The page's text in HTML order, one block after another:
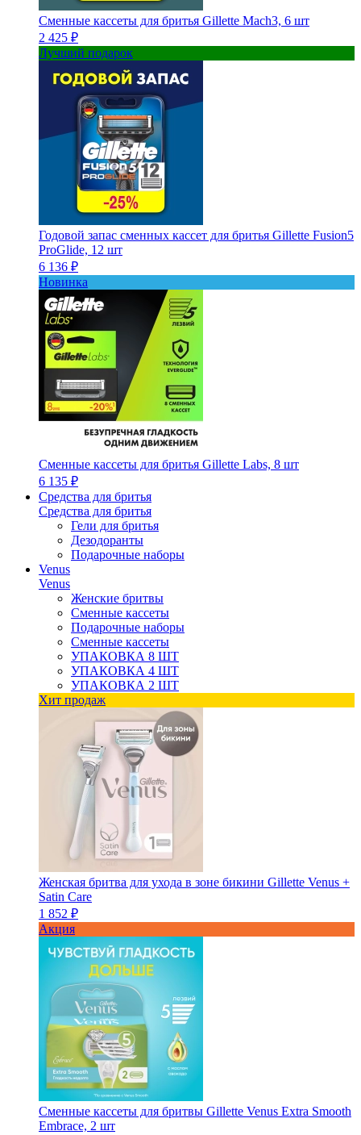
Сменные кассеты для бритья Gillette Mach3, 6 шт
2 425 ₽
Лучший подарок
Годовой запас сменных кассет для бритья Gillette Fusion5
ProGlide, 12 шт
6 136 ₽
Новинка
Сменные кассеты для бритья Gillette Labs, 8 шт
6 135 ₽
Средства для бритья
Средства для бритья
Гели для бритья
Дезодоранты
Подарочные наборы
Venus
Venus
Женские бритвы
Сменные кассеты
Подарочные наборы
Сменные кассеты
УПАКОВКА 8 ШТ
УПАКОВКА 4 ШТ
УПАКОВКА 2 ШТ
Хит продаж
Женская бритва для ухода в зоне бикини Gillette Venus +
Satin Care
1 852 ₽
Акция
Сменные кассеты для бритвы Gillette Venus Extra Smooth
Embrace, 2 шт